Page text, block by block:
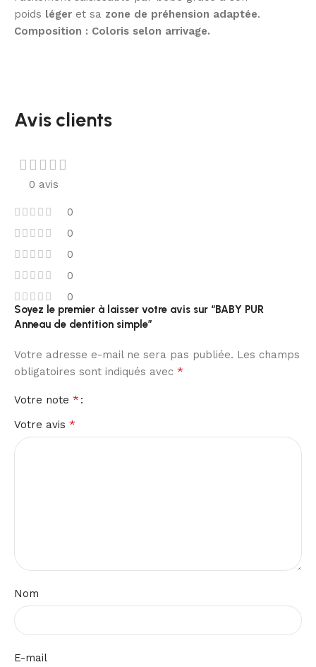
poids léger et sa zone de préhension adaptée.
Composition : Coloris selon arrivage.
Avis clients
0 avis
0
0
0
0
0
Soyez le premier à laisser votre avis sur “BABY PUR
Anneau de dentition simple”
Votre adresse e-mail ne sera pas publiée. Les champs
obligatoires sont indiqués avec *
Votre note *
Votre avis *
Nom
E-mail